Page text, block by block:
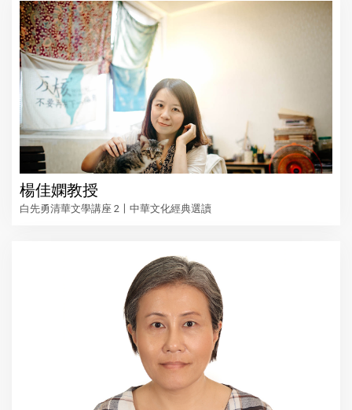
楊佳嫻教授
白先勇清華文學講座 2〡中華文化經典選讀